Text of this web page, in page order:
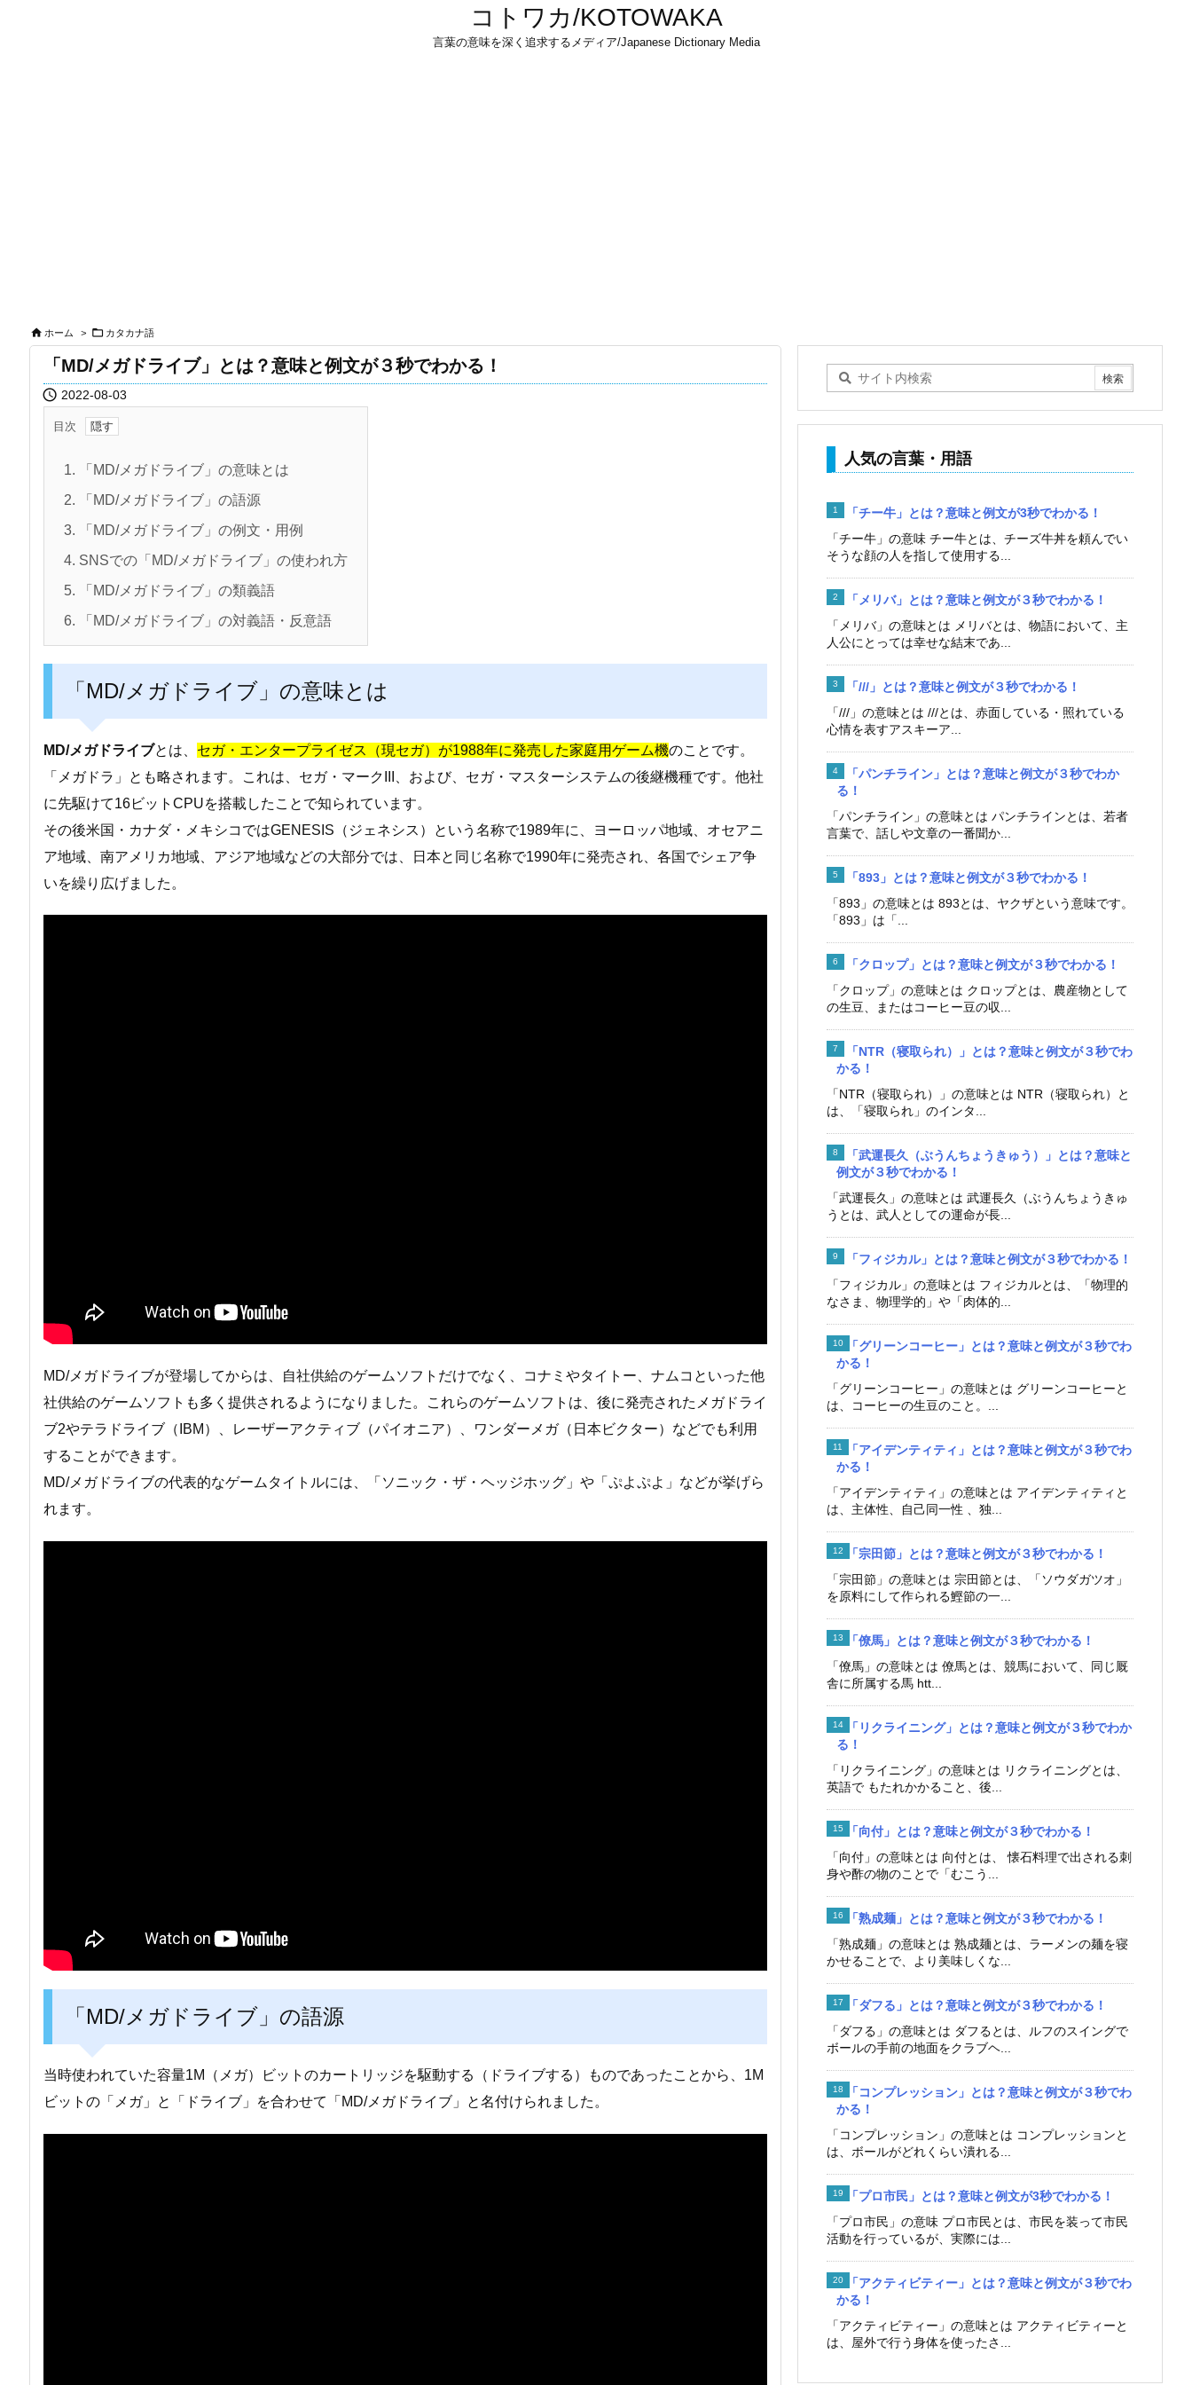
コトワカ/KOTOWAKA
言葉の意味を深く追求するメディア/Japanese Dictionary Media
 ホーム >  カタカナ語
「MD/メガドライブ」とは？意味と例文が３秒でわかる！
 2022-08-03
目次
1. 「MD/メガドライブ」の意味とは
2. 「MD/メガドライブ」の語源
3. 「MD/メガドライブ」の例文・用例
4. SNSでの「MD/メガドライブ」の使われ方
5. 「MD/メガドライブ」の類義語
6. 「MD/メガドライブ」の対義語・反意語
「MD/メガドライブ」の意味とは
MD/メガドライブとは、 セガ・エンタープライゼス（現セガ）が1988年に発売した家庭用ゲーム機のことです。
「メガドラ」とも略されます。これは、セガ・マークIII、および、セガ・マスターシステムの後継機種です。他社
に先駆けて16ビットCPUを搭載したことで知られています。
その後米国・カナダ・メキシコではGENESIS（ジェネシス）という名称で1989年に、ヨーロッパ地域、オセアニ
ア地域、南アメリカ地域、アジア地域などの大部分では、日本と同じ名称で1990年に発売され、各国でシェア争
いを繰り広げました。
MD/メガドライブが登場してからは、自社供給のゲームソフトだけでなく、コナミやタイトー、ナムコといった他
社供給のゲームソフトも多く提供されるようになりました。これらのゲームソフトは、後に発売されたメガドライ
ブ2やテラドライブ（IBM）、レーザーアクティブ（パイオニア）、ワンダーメガ（日本ビクター）などでも利用
することができます。
MD/メガドライブの代表的なゲームタイトルには、「ソニック・ザ・ヘッジホッグ」や「ぷよぷよ」などが挙げら
れます。
「MD/メガドライブ」の語源
当時使われていた容量1M（メガ）ビットのカートリッジを駆動する（ドライブする）ものであったことから、1M
ビットの「メガ」と「ドライブ」を合わせて「MD/メガドライブ」と名付けられました。
人気の言葉・用語
「チー牛」とは？意味と例文が3秒でわかる！
「チー牛」の意味 チー牛とは、チーズ牛丼を頼んでい
そうな顔の人を指して使用する...
「メリバ」とは？意味と例文が３秒でわかる！
「メリバ」の意味とは メリバとは、物語において、主
人公にとっては幸せな結末であ...
「///」とは？意味と例文が３秒でわかる！
「///」の意味とは ///とは、赤面している・照れている
心情を表すアスキーア...
「パンチライン」とは？意味と例文が３秒でわか
る！
「パンチライン」の意味とは パンチラインとは、若者
言葉で、話しや文章の一番聞か...
「893」とは？意味と例文が３秒でわかる！
「893」の意味とは 893とは、ヤクザという意味です。
「893」は「...
「クロップ」とは？意味と例文が３秒でわかる！
「クロップ」の意味とは クロップとは、農産物として
の生豆、またはコーヒー豆の収...
「NTR（寝取られ）」とは？意味と例文が３秒でわ
かる！
「NTR（寝取られ）」の意味とは NTR（寝取られ）と
は、「寝取られ」のインタ...
「武運長久（ぶうんちょうきゅう）」とは？意味と
例文が３秒でわかる！
「武運長久」の意味とは 武運長久（ぶうんちょうきゅ
うとは、武人としての運命が長...
「フィジカル」とは？意味と例文が３秒でわかる！
「フィジカル」の意味とは フィジカルとは、「物理的
なさま、物理学的」や「肉体的...
「グリーンコーヒー」とは？意味と例文が３秒でわ
かる！
「グリーンコーヒー」の意味とは グリーンコーヒーと
は、コーヒーの生豆のこと。...
「アイデンティティ」とは？意味と例文が３秒でわ
かる！
「アイデンティティ」の意味とは アイデンティティと
は、主体性、自己同一性 、独...
「宗田節」とは？意味と例文が３秒でわかる！
「宗田節」の意味とは 宗田節とは、「ソウダガツオ」
を原料にして作られる鰹節の一...
「僚馬」とは？意味と例文が３秒でわかる！
「僚馬」の意味とは 僚馬とは、競馬において、同じ厩
舎に所属する馬 htt...
「リクライニング」とは？意味と例文が３秒でわか
る！
「リクライニング」の意味とは リクライニングとは、
英語で もたれかかること、後...
「向付」とは？意味と例文が３秒でわかる！
「向付」の意味とは 向付とは、 懐石料理で出される刺
身や酢の物のことで「むこう...
「熟成麺」とは？意味と例文が３秒でわかる！
「熟成麺」の意味とは 熟成麺とは、ラーメンの麺を寝
かせることで、より美味しくな...
「ダフる」とは？意味と例文が３秒でわかる！
「ダフる」の意味とは ダフるとは、ルフのスイングで
ボールの手前の地面をクラブヘ...
「コンプレッション」とは？意味と例文が３秒でわ
かる！
「コンプレッション」の意味とは コンプレッションと
は、ボールがどれくらい潰れる...
「プロ市民」とは？意味と例文が3秒でわかる！
「プロ市民」の意味 プロ市民とは、市民を装って市民
活動を行っているが、実際には...
「アクティビティー」とは？意味と例文が３秒でわ
かる！
「アクティビティー」の意味とは アクティビティーと
は、屋外で行う身体を使ったさ...